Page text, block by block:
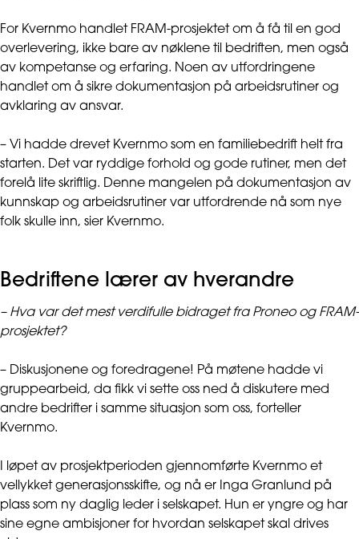
For Kvernmo handlet FRAM-prosjektet om å få til en god
overlevering, ikke bare av nøklene til bedriften, men også
av kompetanse og erfaring. Noen av utfordringene
handlet om å sikre dokumentasjon på arbeidsrutiner og
avklaring av ansvar.
– Vi hadde drevet Kvernmo som en familiebedrift helt fra
starten. Det var ryddige forhold og gode rutiner, men det
forelå lite skriftlig. Denne mangelen på dokumentasjon av
kunnskap og arbeidsrutiner var utfordrende nå som nye
folk skulle inn, sier Kvernmo.
Bedriftene lærer av hverandre
– Hva var det mest verdifulle bidraget fra Proneo og FRAM-
prosjektet?
– Diskusjonene og foredragene! På møtene hadde vi
gruppearbeid, da fikk vi sette oss ned å diskutere med
andre bedrifter i samme situasjon som oss, forteller
Kvernmo.
I løpet av prosjektperioden gjennomførte Kvernmo et
vellykket generasjonsskifte, og nå er Inga Granlund på
plass som ny daglig leder i selskapet. Hun er yngre og har
sine egne ambisjoner for hvordan selskapet skal drives